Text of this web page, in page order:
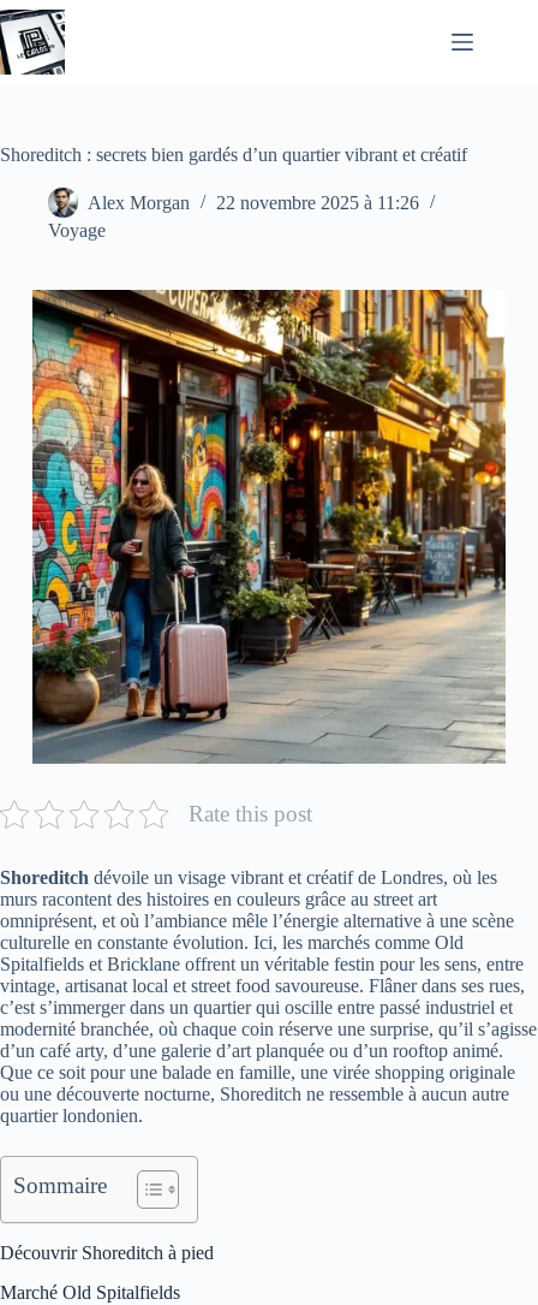
Passer
au
contenu
Shoreditch : secrets bien gardés d’un quartier vibrant et créatif
Alex Morgan
22 novembre 2025 à 11:26
Voyage
Rate this post
Shoreditch dévoile un visage vibrant et créatif de Londres, où les
murs racontent des histoires en couleurs grâce au street art
omniprésent, et où l’ambiance mêle l’énergie alternative à une scène
culturelle en constante évolution. Ici, les marchés comme Old
Spitalfields et Bricklane offrent un véritable festin pour les sens, entre
vintage, artisanat local et street food savoureuse. Flâner dans ses rues,
c’est s’immerger dans un quartier qui oscille entre passé industriel et
modernité branchée, où chaque coin réserve une surprise, qu’il s’agisse
d’un café arty, d’une galerie d’art planquée ou d’un rooftop animé.
Que ce soit pour une balade en famille, une virée shopping originale
ou une découverte nocturne, Shoreditch ne ressemble à aucun autre
quartier londonien.
Sommaire
Découvrir Shoreditch à pied
Marché Old Spitalfields